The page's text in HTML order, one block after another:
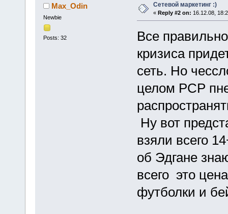
Maх_Odin
Newbie
Posts: 32
Сетевой маркетинг :)
« Reply #2 on: 16.12.08,
Все
кризиса
сеть. Но
целом РСР
Ну вот
взяли всего
об Эдгане
всего это
футболки и